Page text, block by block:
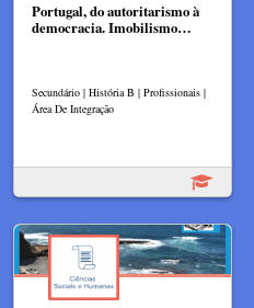
Portugal, do autoritarismo à
democracia. Imobilismo…
Secundário | História B | Profissionais |
Área De Integração